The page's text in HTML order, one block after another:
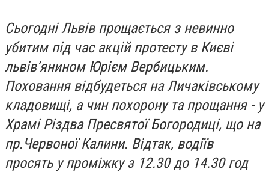
Сьогодні Львів прощається з невинно
убитим під час акцій протесту в Києві
львів’янином Юрієм Вербицьким.
Поховання відбудеться на Личаківському
кладовищі, а чин похорону та прощання - у
Храмі Різдва Пресвятої Богородиці, що на
пр.Червоної Калини. Відтак, водіїв
просять у проміжку з 12.30 до 14.30 год